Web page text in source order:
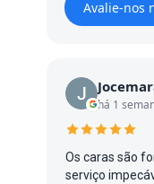
Avalie-nos
há 1
Os caras são
serviço